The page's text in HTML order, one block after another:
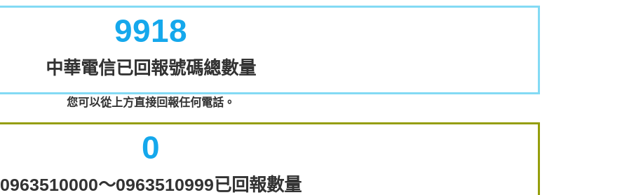
9918
中華電信已回報號碼總數量
您可以從上方直接回報任何電話。
0
0963510000～0963510999已回報數量